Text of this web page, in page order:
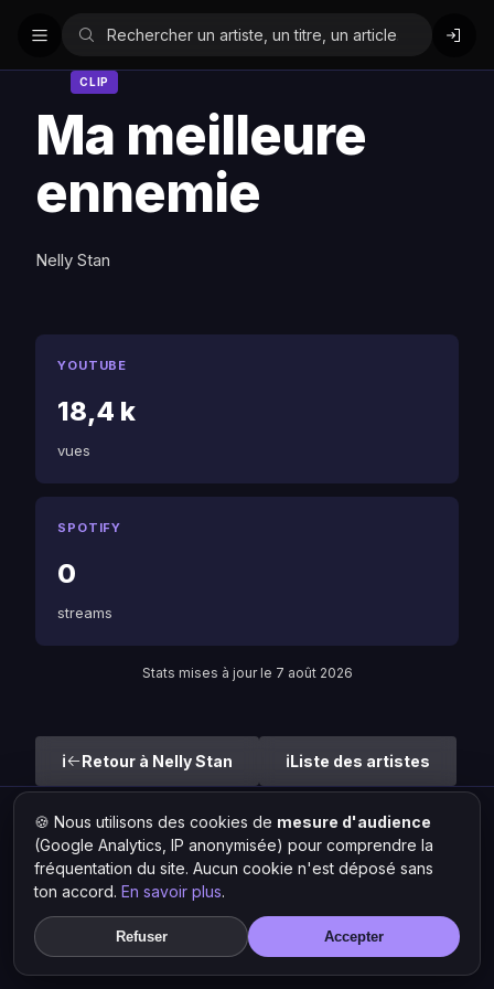
CLIP
Ma meilleure
ennemie
Nelly Stan
YOUTUBE
18,4 k
vues
SPOTIFY
0
streams
Stats mises à jour le 7 août 2026
Retour à Nelly Stan Liste des artistes
Hit Lokal·L'actu rap & musique urbaine
© 2026 — Tous droits réservés ·Mentions légales·Gérer les
cookies
🍪 Nous utilisons des cookies de mesure d'audience
(Google Analytics, IP anonymisée) pour comprendre la
fréquentation du site. Aucun cookie n'est déposé sans
ton accord. En savoir plus.
Refuser Accepter